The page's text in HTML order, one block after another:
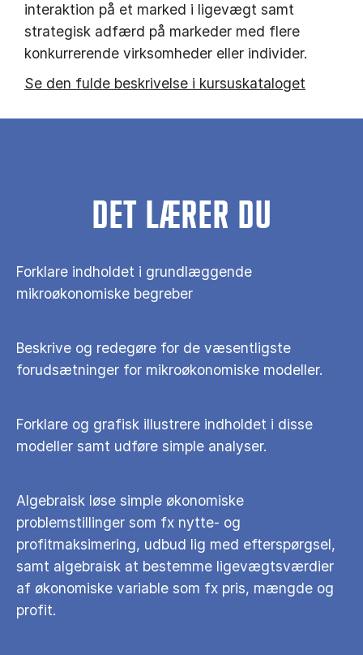
interaktion på et marked i ligevægt samt
strategisk adfærd på markeder med flere
konkurrerende virksomheder eller individer.
Se den fulde beskrivelse i kursuskataloget
DET LÆRER DU
Forklare indholdet i grundlæggende
mikroøkonomiske begreber
Beskrive og redegøre for de væsentligste
forudsætninger for mikroøkonomiske modeller.
Forklare og grafisk illustrere indholdet i disse
modeller samt udføre simple analyser.
Algebraisk løse simple økonomiske
problemstillinger som fx nytte- og
profitmaksimering, udbud lig med efterspørgsel,
samt algebraisk at bestemme ligevægtsværdier
af økonomiske variable som fx pris, mængde og
profit.